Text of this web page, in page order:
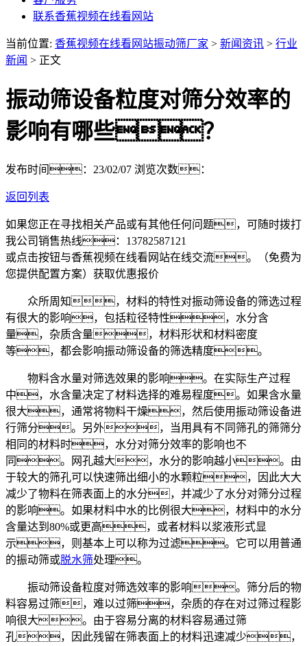
联系香蕉视频在线看网站
当前位置: 香蕉视频在线看网站振动筛厂家 > 新闻资讯 > 行业
新闻 > 正文
振动筛设备粒度对筛分效率的
影响有哪些？
发布时间：23/02/07 浏览次数：
返回列表
如果您正在寻找相关产品或有其他任何问题，可随时拨打
我公司销售热线： 13782587121
或点击按钮与香蕉视频在线看网站在线交流。（免费为
您提供配置方案） 获取优惠报价
众所周知，材料的特性对振动筛设备的筛选过程
有很大的影响，包括粒径特性，水分含
量，杂质含量，材料形状和材料密度
等，都会影响振动筛设备的筛选精度。
物料含水量对筛选效果的影响。在实际生产过程
中，水含量决定了材料选择的难易程度。如果含水量
很大，通常将物料干燥，然后使用振动筛设备进
行筛分。另外，当用具有不同筛孔的筛筛分
相同的材料时，水分对筛分效率的影响也不
同。网孔越大，水分的影响越小。由
于较大的筛孔可以快速筛出细小的水颗粒，因此大大
减少了物料在筛表面上的水分，并减少了水分对筛分过程
的影响。如果材料中水的比例很大，材料中的水分
含量达到80%或更高，或者材料以浆液形式显
示，则基本上可以称为过滤。它可以用普通
的振动筛或脱水筛处理。
振动筛设备粒度对筛选效率的影响。筛分后的物
料容易过筛，难以过筛，杂质的存在对过筛过程影
响很大。由于容易分离的材料容易通过筛
孔，因此残留在筛表面上的材料迅速减少，